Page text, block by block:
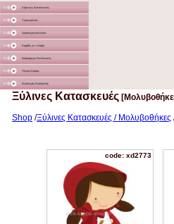
Χάρτινες Κατασκευές
Υφασμάτινα
Διακοσμητικά Σταντ
Καμβάς σε τελάρο
Διάφορα με Εκτύπωση
Γλειφιτζούρια
Στολισμός Εκκλησίας
Ξύλινες Κατασκευές
Shop /Ξύλινες Κατασκευές / Μολυβοθήκες
code: xd2773